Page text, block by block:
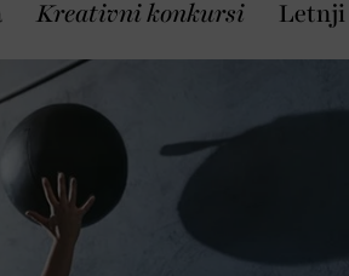
Kreativni konkursi Letnji